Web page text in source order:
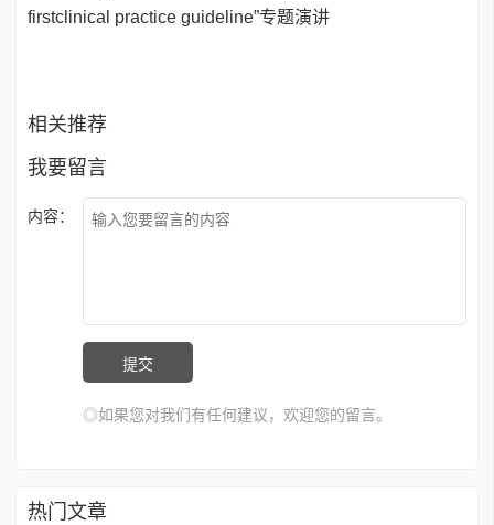
firstclinical practice guideline”专题演讲
相关推荐
我要留言
内容：
◎如果您对我们有任何建议，欢迎您的留言。
热门文章